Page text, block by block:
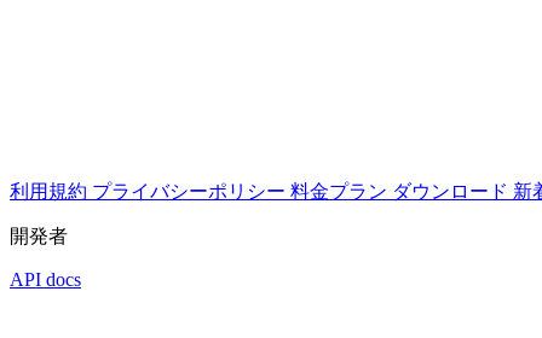
利用規約 プライバシーポリシー 料金プラン ダウンロード 新
開発者
API docs